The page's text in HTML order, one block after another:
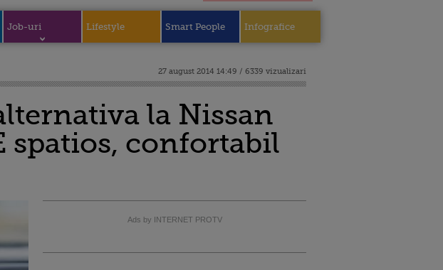
Job-uri Lifestyle Smart People Infografice
27 august 2014 14:49 / 6339 vizualizari
la Nissan
spatios, confortabil
Ads by INTERNET PROTV